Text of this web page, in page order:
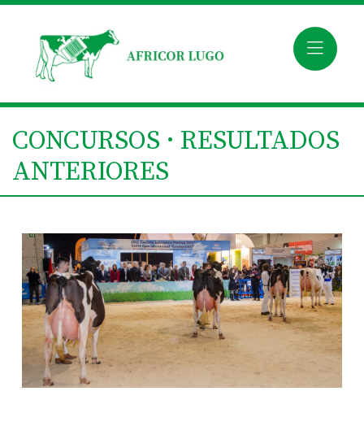
CONCURSOS · RESULTADOS
ANTERIORES